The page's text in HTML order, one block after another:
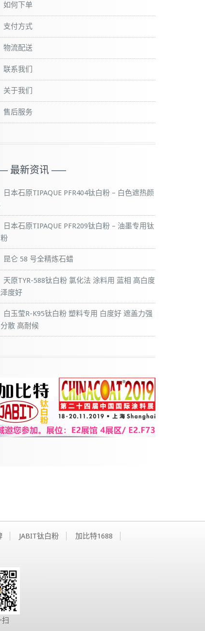
如何下单
支付方式
物流配送
联系我们
关于我们
售后服务
最新资讯 —–
日本石原TIPAQUE PFR404钛白粉 – 白色遮热颜
日本石原TIPAQUE PFR209钛白粉 – 油墨专用钛
昆仑 58 号全精炼石蜡
天原TYR-588钛白粉 氯化法 涂料用 蓝相 高白度
度好
白玉莹R-K95钛白粉 塑料专用 白度好 遮盖力强
散 高耐候
JABIT钛白粉 加比特1688
扫